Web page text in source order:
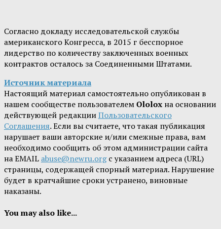
Согласно докладу исследовательской службы
американского Конгресса, в 2015 г бесспорное
лидерство по количеству заключенных военных
контрактов осталось за Соединенными Штатами.
Источник материала
Настоящий материал самостоятельно опубликован в
нашем сообществе пользователем Ololox на основании
действующей редакцииПользовательского
Соглашения. Если вы считаете, что такая публикация
нарушает ваши авторские и/или смежные права, вам
необходимо сообщить об этом администрации сайта
на EMAIL abuse@newru.orgс указанием адреса (URL)
страницы, содержащей спорный материал. Нарушение
будет в кратчайшие сроки устранено, виновные
наказаны.
You may also like...